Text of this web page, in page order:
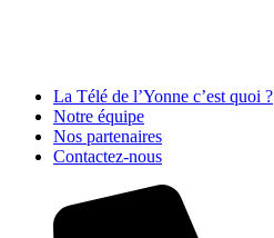
La Télé de l’Yonne c’est quoi ?
Notre équipe
Nos partenaires
Contactez-nous